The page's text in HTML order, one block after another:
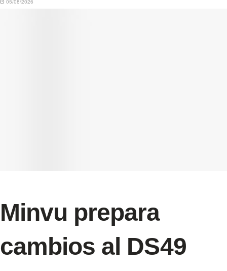
Minvu prepara
cambios al DS49